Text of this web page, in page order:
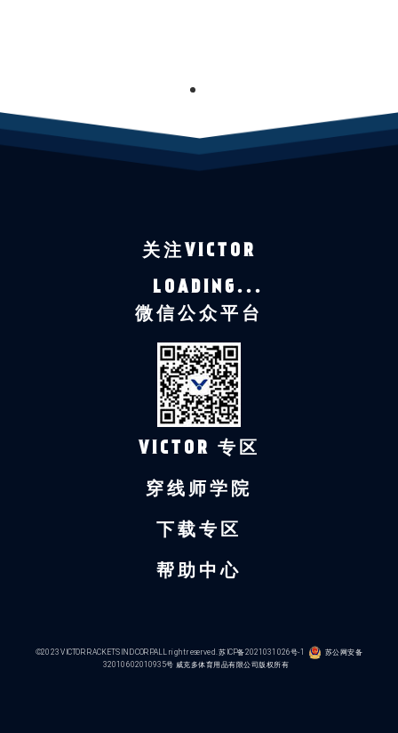
1
关注VICTOR
LOADING...
微信公众平台
VICTOR 专区
穿线师学院
下载专区
帮助中心
©2023 VICTOR RACKETS IND CORP.ALL right reserved.苏ICP备2021031026号-1 苏公网安备
32010602010935号 威克多体育用品有限公司版权所有